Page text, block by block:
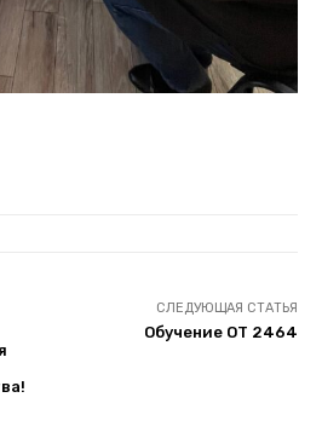
СЛЕДУЮЩАЯ СТАТЬЯ
Обучение ОТ 2464